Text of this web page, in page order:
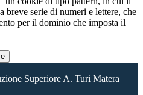
breve serie di numeri e lettere, che
per il dominio che imposta il
Superiore A. Turi Matera